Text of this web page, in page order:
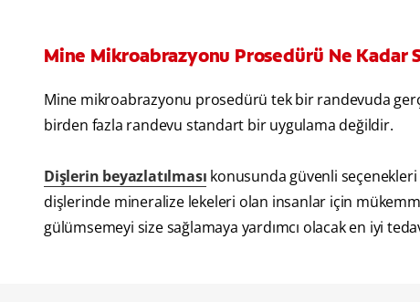
Mine Mikroabrazyonu Prosedürü Ne Kadar
Mine mikroabrazyonu prosedürü tek bir randevuda
birden fazla randevu standart bir uygulama değildir.
Dişlerin beyazlatılması konusunda güvenli
dişlerinde mineralize lekeleri olan insanlar için
gülümsemeyi size sağlamaya yardımcı olacak en iyi